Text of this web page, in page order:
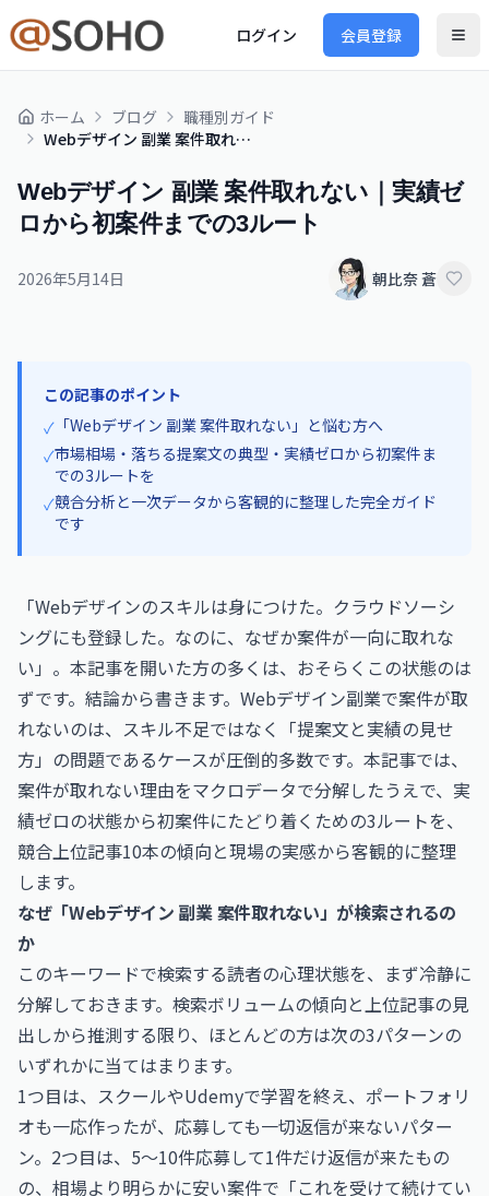
ログイン 会員登録
ホーム ブログ
職種別ガイド
Webデザイン 副業 案件取れない｜実績ゼロから初案件までの3ルート
Webデザイン 副業 案件取れない｜実績ゼ
ロから初案件までの3ルート
2026年5月14日 朝比奈 蒼
この記事のポイント
✓ 「Webデザイン 副業 案件取れない」と悩む方へ
✓市場相場・落ちる提案文の典型・実績ゼロから初案件ま
での3ルートを
✓競合分析と一次データから客観的に整理した完全ガイド
です
「Webデザインのスキルは身につけた。クラウドソーシ
ングにも登録した。なのに、なぜか案件が一向に取れな
い」。本記事を開いた方の多くは、おそらくこの状態のは
ずです。結論から書きます。Webデザイン副業で案件が取
れないのは、スキル不足ではなく「提案文と実績の見せ
方」の問題であるケースが圧倒的多数です。本記事では、
案件が取れない理由をマクロデータで分解したうえで、実
績ゼロの状態から初案件にたどり着くための3ルートを、
競合上位記事10本の傾向と現場の実感から客観的に整理
します。
なぜ「Webデザイン 副業 案件取れない」が検索されるの
か
このキーワードで検索する読者の心理状態を、まず冷静に
分解しておきます。検索ボリュームの傾向と上位記事の見
出しから推測する限り、ほとんどの方は次の3パターンの
いずれかに当てはまります。
1つ目は、スクールやUdemyで学習を終え、ポートフォリ
オも一応作ったが、応募しても一切返信が来ないパター
ン。2つ目は、5〜10件応募して1件だけ返信が来たもの
の、相場より明らかに安い案件で「これを受けて続けてい